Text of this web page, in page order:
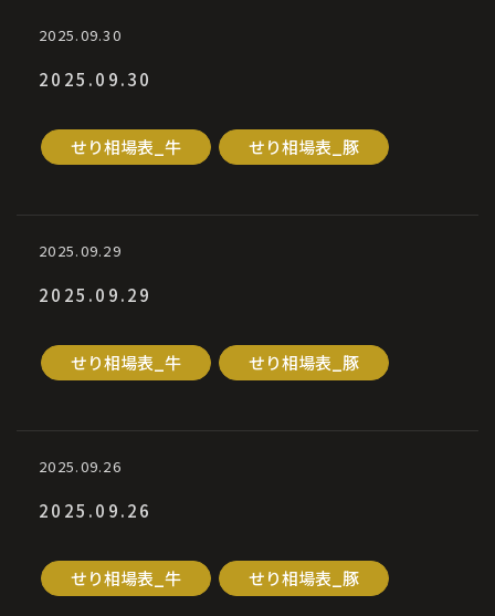
2025.09.30
2025.09.30
せり相場表_牛 せり相場表_豚
2025.09.29
2025.09.29
せり相場表_牛 せり相場表_豚
2025.09.26
2025.09.26
せり相場表_牛 せり相場表_豚